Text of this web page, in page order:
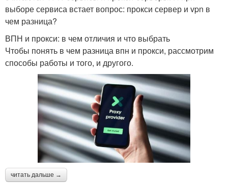
выборе сервиса встает вопрос: прокси сервер и vpn в
чем разница?
ВПН и прокси: в чем отличия и что выбрать
Чтобы понять в чем разница впн и прокси, рассмотрим
способы работы и того, и другого.
читать дальше →